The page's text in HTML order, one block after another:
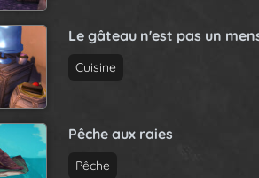
Le gâteau n'est pas un
Cuisine
Pêche aux raies
Pêche